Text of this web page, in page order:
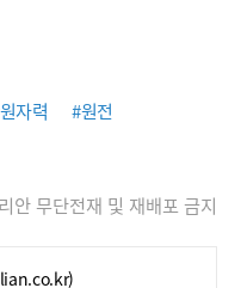
자력
#원전
안 무단전재 및 재배포 금지